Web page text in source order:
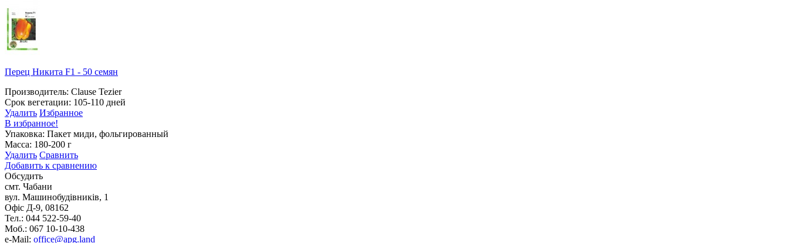
Перец Никита F1 - 50 семян
Производитель: Clause Tezier
Срок вегетации: 105-110 дней
Удалить Избранное
В избранное!
Упаковка: Пакет миди, фольгированный
Масса: 180-200 г
Удалить Сравнить
Добавить к сравнению
Обсудить
смт. Чабани
вул. Машинобудівників, 1
Офіс Д-9, 08162
Тел.: 044 522-59-40
Моб.: 067 10-10-438
e-Mail: office@apg.land